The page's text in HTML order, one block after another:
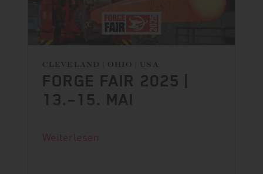
CLEVELAND | OHIO | USA
FORGE FAIR 2025 |
13.–15. MAI
Weiterlesen